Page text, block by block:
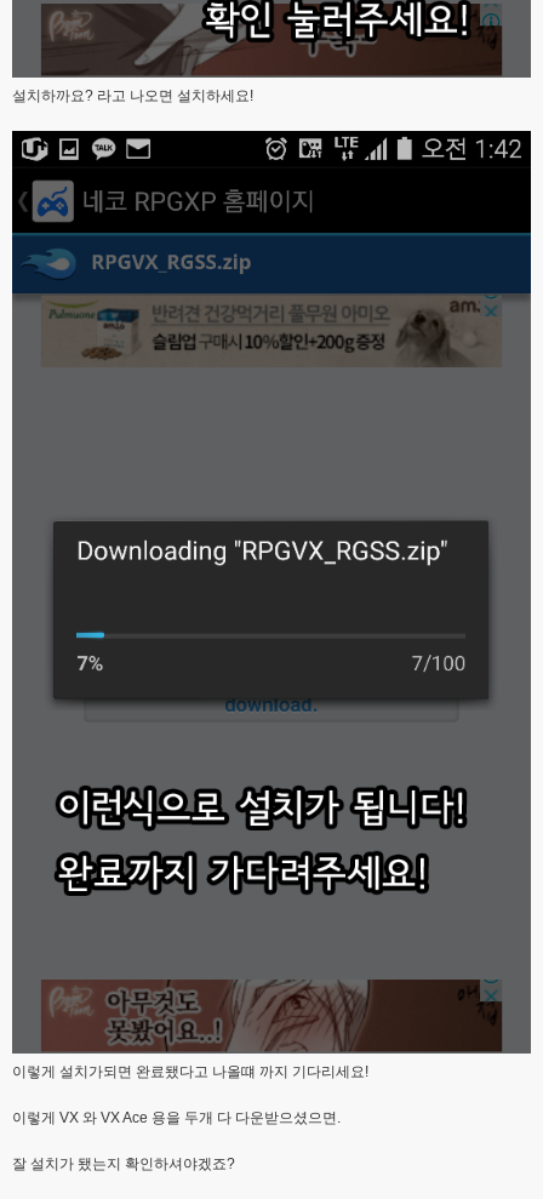
설치하까요? 라고 나오면 설치하세요!
이렇게 설치가되면 완료됐다고 나올떄 까지 기다리세요!
이렇게 VX 와 VX Ace 용을 두개 다 다운받으셨으면.
잘 설치가 됐는지 확인하셔야겠죠?